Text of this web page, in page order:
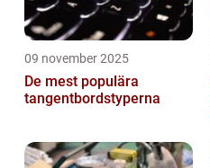
09 november 2025
De mest populära
tangentbordstyperna